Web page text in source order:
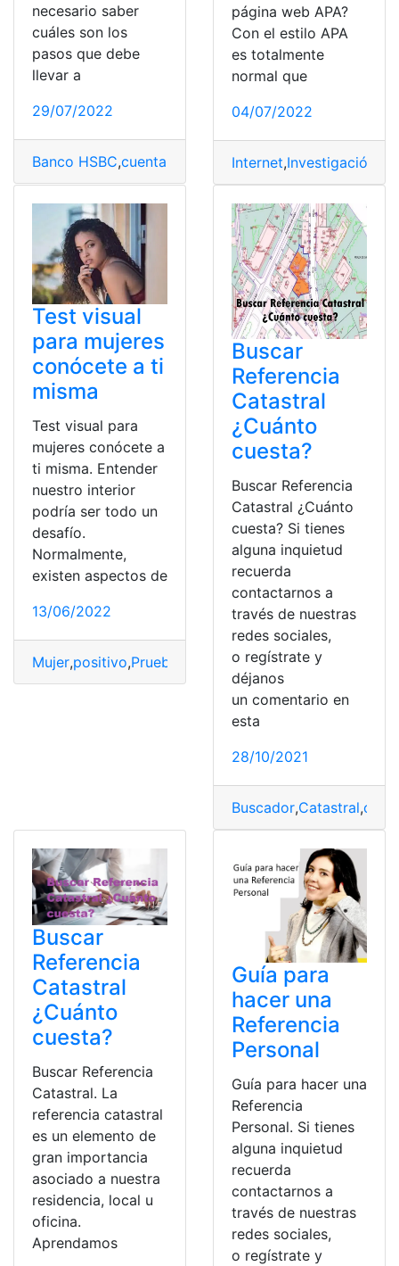
necesario saber
cuáles son los
pasos que debe
llevar a
29/07/2022
Banco HSBC,cuenta en HSBC ,Cuenta HSBC,
página web APA?
Con el estilo APA
es totalmente
normal que
04/07/2022
Internet,Investigación
Test visual
para mujeres
conócete a ti
misma
Test visual para
mujeres conócete a
ti misma. Entender
nuestro interior
podría ser todo un
desafío.
Normalmente,
existen aspectos de
13/06/2022
Mujer,positivo,Prueba Referencia,Test
Buscar
Referencia
Catastral
¿Cuánto
cuesta?
Buscar Referencia
Catastral ¿Cuánto
cuesta? Si tienes
alguna inquietud
recuerda
contactarnos a
través de nuestras
redes sociales,
o regístrate y
déjanos
un comentario en
esta
28/10/2021
Buscador,Catastral,
Buscar
Referencia
Catastral
¿Cuánto
cuesta?
Buscar Referencia
Catastral. La
referencia catastral
es un elemento de
gran importancia
asociado a nuestra
residencia, local u
oficina.
Aprendamos
Guía para
hacer una
Referencia
Personal
Guía para hacer una
Referencia
Personal. Si tienes
alguna inquietud
recuerda
contactarnos a
través de nuestras
redes sociales,
o regístrate y